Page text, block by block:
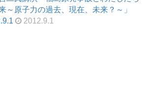
～原子力の過去、現在、未来？～」
2012.9.1